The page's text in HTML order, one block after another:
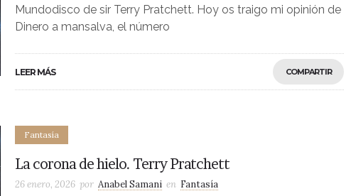
Mundodisco de sir Terry Pratchett. Hoy os traigo mi opinión de
Dinero a mansalva, el número
LEER MÁS COMPARTIR
Fantasía
La corona de hielo. Terry Pratchett
26 enero, 2026 por Anabel Samani en Fantasía